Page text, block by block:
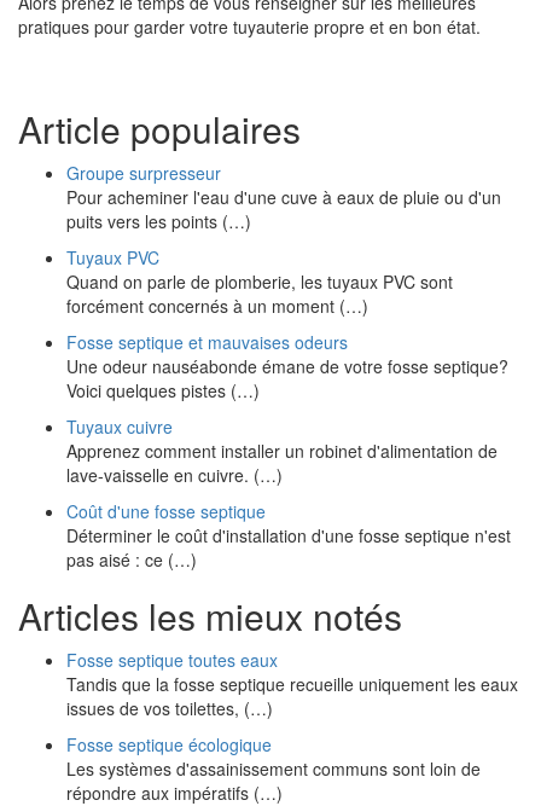
pratiques pour garder votre tuyauterie propre et en bon état.
Article populaires
Groupe surpresseur
Pour acheminer l'eau d'une cuve à eaux de pluie ou d'un
puits vers les points (…)
Tuyaux PVC
Quand on parle de plomberie, les tuyaux PVC sont
forcément concernés à un moment (…)
Fosse septique et mauvaises odeurs
Une odeur nauséabonde émane de votre fosse septique?
Voici quelques pistes (…)
Tuyaux cuivre
Apprenez comment installer un robinet d'alimentation de
lave-vaisselle en cuivre. (…)
Coût d'une fosse septique
Déterminer le coût d'installation d'une fosse septique n'est
pas aisé : ce (…)
Articles les mieux notés
Fosse septique toutes eaux
Tandis que la fosse septique recueille uniquement les eaux
issues de vos toilettes, (…)
Fosse septique écologique
Les systèmes d'assainissement communs sont loin de
répondre aux impératifs (…)